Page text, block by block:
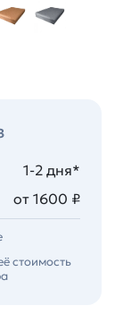
1-2 дня*
от 1600 ₽
стоимость